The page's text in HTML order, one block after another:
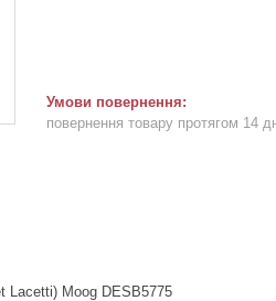
повернення товару протягом 14
Lacetti) Moog DESB5775